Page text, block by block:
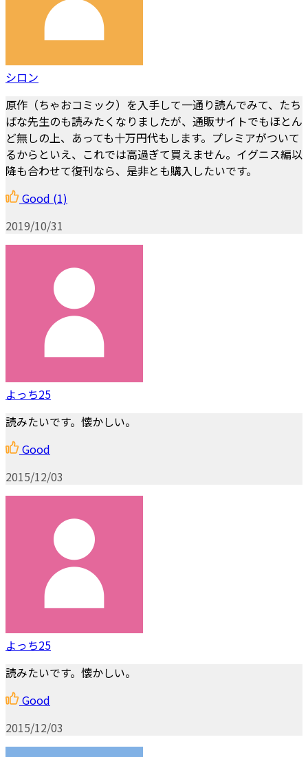
シロン
原作（ちゃおコミック）を入手して一通り読んでみて、たち
ばな先生のも読みたくなりましたが、通販サイトでもほとん
ど無しの上、あっても十万円代もします。プレミアがついて
るからといえ、これでは高過ぎて買えません。イグニス編以
降も合わせて復刊なら、是非とも購入したいです。
Good (1)
2019/10/31
よっち25
読みたいです。懐かしい。
Good
2015/12/03
よっち25
読みたいです。懐かしい。
Good
2015/12/03